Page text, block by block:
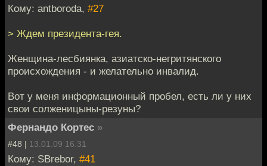
Кому: antboroda, #27
> Ждем президента-гея.
Женщина-лесбиянка, азиатско-негритянского
происхождения - и желательно инвалид.
Вот у меня информационный пробел, есть ли у них
свои солженицыны-резуны?
Фернандо Кортес »
#48 | 13.01.09 16:31
Кому: SBrebor, #41